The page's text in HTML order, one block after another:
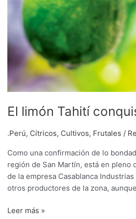
El limón Tahití
.Perú, Cítricos, Cultivos, Frutales /
Como una confirmación de lo
región de San Martín, está en pleno
de la empresa Casablanca
otros productores de la zona,
Leer más »